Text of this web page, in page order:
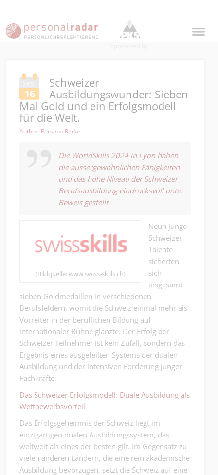
Sep.
16
Schweizer
Ausbildungswunder: Sieben
Mal Gold und ein Erfolgsmodell
für die Welt.
Author: PersonalRadar
Die WorldSkills 2024 in Lyon haben
die aussergewöhnlichen Fähigkeiten
und das hohe Niveau der Schweizer
Berufsausbildung eindrucksvoll unter
Beweis gestellt.
(Bildquelle: www.swiss-skills.ch)
Neun junge
Schweizer
Talente
sicherten
sich
insgesamt
sieben Goldmedaillen in verschiedenen
Berufsfeldern, womit die Schweiz einmal mehr als
Vorreiter in der beruflichen Bildung auf
internationaler Bühne glänzte. Der Erfolg der
Schweizer Teilnehmer ist kein Zufall, sondern das
Ergebnis eines ausgefeilten Systems der dualen
Ausbildung und der intensiven Förderung junger
Fachkräfte.
Das Schweizer Erfolgsmodell: Duale Ausbildung als
Wettbewerbsvorteil
Das Erfolgsgeheimnis der Schweiz liegt im
einzigartigen dualen Ausbildungssystem, das
weltweit als eines der besten gilt. Im Gegensatz zu
vielen anderen Ländern, die eine rein akademische
Ausbildung bevorzugen, setzt die Schweiz auf eine